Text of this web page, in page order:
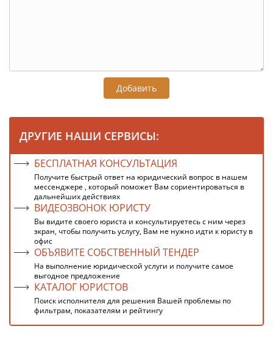
Добавить
ДРУГИЕ НАШИ СЕРВИСЫ:
БЕСПЛАТНАЯ КОНСУЛЬТАЦИЯ
Получите быстрый ответ на юридический вопрос в нашем
мессенджере , который поможет Вам сориентироваться в
дальнейших действиях
ВИДЕОЗВОНОК ЮРИСТУ
Вы видите своего юриста и консультируетесь с ним через
экран, чтобы получить услугу, Вам не нужно идти к юристу в
офис
ОБЪЯВИТЕ СОБСТВЕННЫЙ ТЕНДЕР
На выполнение юридической услуги и получите самое
выгодное предложение
КАТАЛОГ ЮРИСТОВ
Поиск исполнителя для решения Вашей проблемы по
фильтрам, показателям и рейтингу